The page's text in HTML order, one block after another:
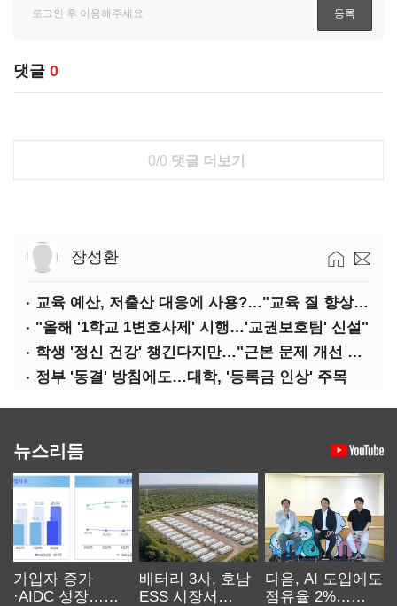
댓글 0
0/0 댓글 더보기
장성환
교육 예산, 저출산 대응에 사용?…"교육 질 향상에 투입해야"
"올해 '1학교 1변호사제' 시행…'교권보호팀' 신설"
학생 '정신 건강' 챙긴다지만…"근본 문제 개선 필요"
정부 '동결' 방침에도…대학, '등록금 인상' 주목
뉴스리듬
가입자 증가
·AIDC 성장…
배터리 3사, 호남
ESS 시장서
다음, AI 도입에도
점유율 2%…